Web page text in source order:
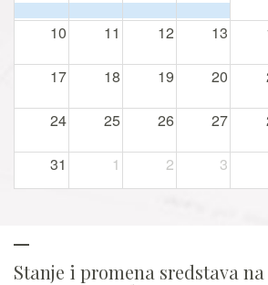
10 11 12 13
17 18 19 20
24 25 26 27
31 1 2 3
Stanje i promena sredstava